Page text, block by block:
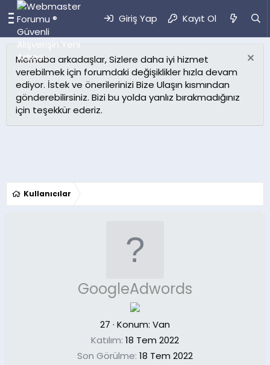
Giriş Yap Kayıt Ol
Merhaba arkadaşlar, Sizlere daha iyi hizmet
verebilmek için forumdaki değişiklikler hızla devam
ediyor. İstek ve önerilerinizi Bize Ulaşın kısmından
gönderebilirsiniz. Bizi bu yolda yanlız bırakmadığınız
için teşekkür ederiz.
Kullanıcılar
GoogleAdwords
27 · Konum: Van
Katılım 18 Tem 2022
Son Görülme 18 Tem 2022